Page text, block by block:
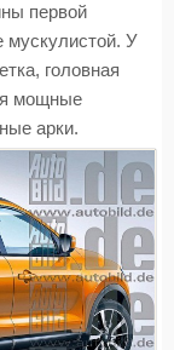
первой
мускулистой. У
головная
мощные
арки.